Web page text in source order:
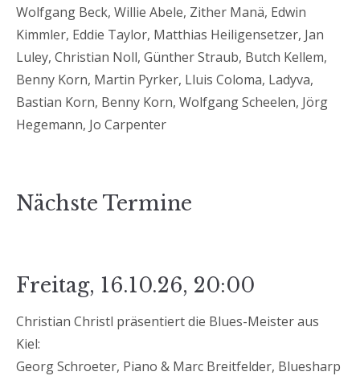
Wolfgang Beck, Willie Abele, Zither Manä, Edwin
Kimmler, Eddie Taylor, Matthias Heiligensetzer, Jan
Luley, Christian Noll, Günther Straub, Butch Kellem,
Benny Korn, Martin Pyrker, Lluis Coloma, Ladyva,
Bastian Korn, Benny Korn, Wolfgang Scheelen, Jörg
Hegemann, Jo Carpenter
Nächste Termine
Freitag, 16.10.26, 20:00
Christian Christl präsentiert die Blues-Meister aus
Kiel:
Georg Schroeter, Piano & Marc Breitfelder, Bluesharp